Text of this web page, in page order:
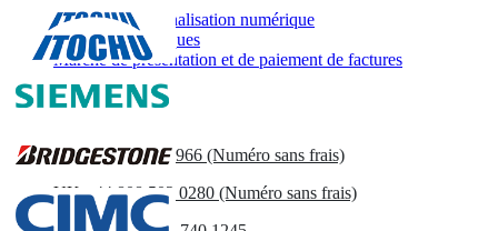
Marché de la signalisation numérique
Marché des kiosques
Marché de présentation et de paiement de factures
US+1 833 909 2966 (Numéro sans frais)
UK+44 808 502 0280 (Numéro sans frais)